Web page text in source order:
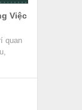
Việc
quan